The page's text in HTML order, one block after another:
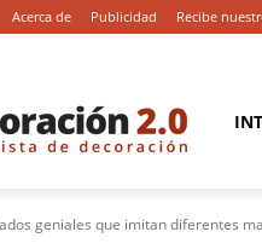
Acerca de Publicidad Recibe
geniales que imitan diferentes